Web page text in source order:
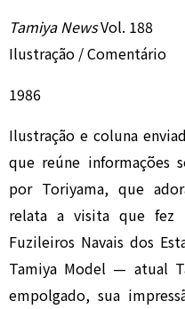
Tamiya NewsVol. 188
Ilustração / Comentário
1986
Ilustração e coluna
que reúne informações
por Toriyama, que
relata a visita que fez
Fuzileiros Navais dos
Tamiya Model — atual
empolgado, sua